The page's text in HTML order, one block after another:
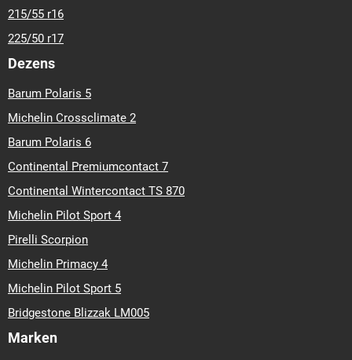
215/55 r16
225/50 r17
Dezens
Barum Polaris 5
Michelin Crossclimate 2
Barum Polaris 6
Continental Premiumcontact 7
Continental Wintercontact TS 870
Michelin Pilot Sport 4
Pirelli Scorpion
Michelin Primacy 4
Michelin Pilot Sport 5
Bridgestone Blizzak LM005
Marken